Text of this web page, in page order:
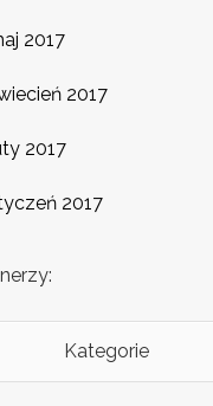
2017
2017
2017
2017
Kategorie